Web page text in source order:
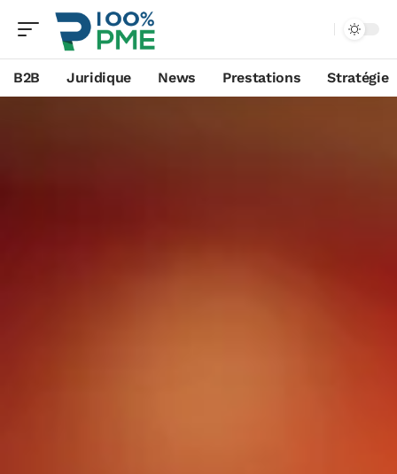
B2B Juridique News Prestations Stratégie